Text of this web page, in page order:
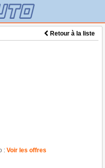
Retour à la liste
: Voir les offres